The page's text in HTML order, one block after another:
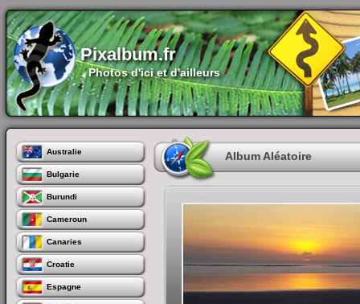
Pixalbum.fr
Photos d'ici et d'ailleurs
Australie
Bulgarie
Burundi
Cameroun
Canaries
Croatie
Espagne
Album Aléatoire